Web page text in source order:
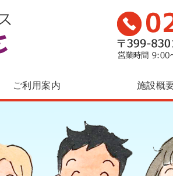
児童発達支援・
ご利用案内 施設概